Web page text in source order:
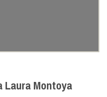
Montoya